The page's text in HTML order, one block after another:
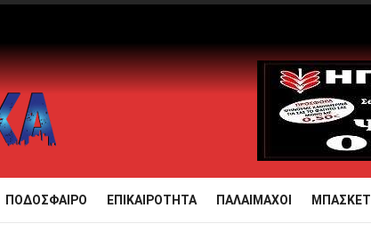
ΠΟΔΟΣΦΑΙΡΟ ΕΠΙΚΑΙΡΟΤΗΤΑ ΠΑΛΑΙΜΑΧΟΙ ΜΠΑΣΚΕΤ